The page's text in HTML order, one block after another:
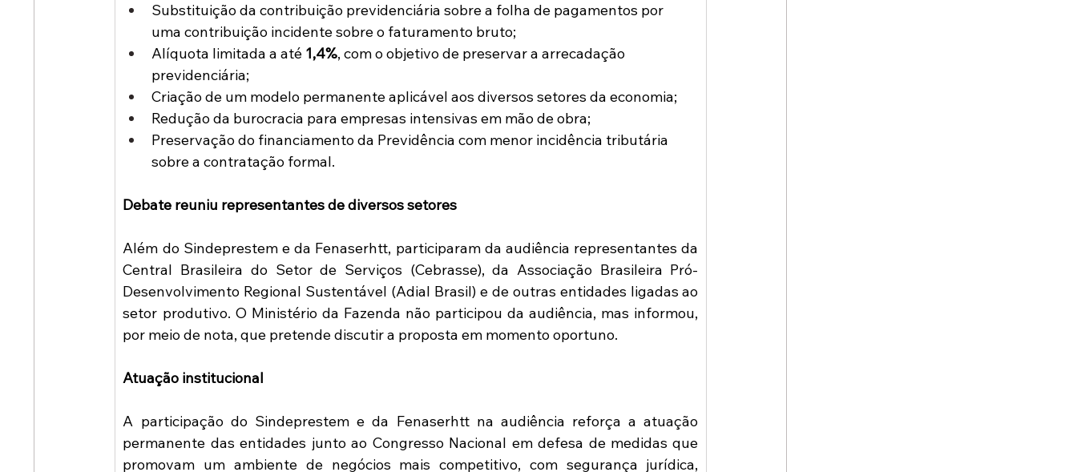
Substituição da contribuição previdenciária sobre a folha de pagamentos por
uma contribuição incidente sobre o faturamento bruto;
Alíquota limitada a até 1,4%, com o objetivo de preservar a arrecadação
previdenciária;
Criação de um modelo permanente aplicável aos diversos setores da economia;
Redução da burocracia para empresas intensivas em mão de obra;
Preservação do financiamento da Previdência com menor incidência tributária
sobre a contratação formal.
Debate reuniu representantes de diversos setores
Além do Sindeprestem e da Fenaserhtt, participaram da audiência representantes da
Central Brasileira do Setor de Serviços (Cebrasse), da Associação Brasileira Pró-
Desenvolvimento Regional Sustentável (Adial Brasil) e de outras entidades ligadas ao
setor produtivo. O Ministério da Fazenda não participou da audiência, mas informou,
por meio de nota, que pretende discutir a proposta em momento oportuno.
Atuação institucional
A participação do Sindeprestem e da Fenaserhtt na audiência reforça a atuação
permanente das entidades junto ao Congresso Nacional em defesa de medidas que
promovam um ambiente de negócios mais competitivo, com segurança jurídica,